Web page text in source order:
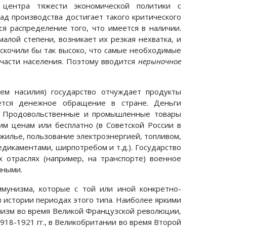
тяжести экономической политики с
производства достигает такого критического
распределение того, что имеется в наличии.
степени, возникает их резкая нехватка, и
бы так высоко, что самые необходимые
населения. Поэтому вводится нерыночное
государство отчуждает продукты
денежное обращение в стране. Деньги
и промышленные товары
ценам или бесплатно (в Советской России в
пользование электроэнергией, топливом,
ширпотребом и т.д.). Государство
(например, на транспорте) военное
которые с той или иной конкретно-
периодах этого типа. Наиболее яркими
во время Великой Французской революции,
1921 гг., в Великобритании во время Второй